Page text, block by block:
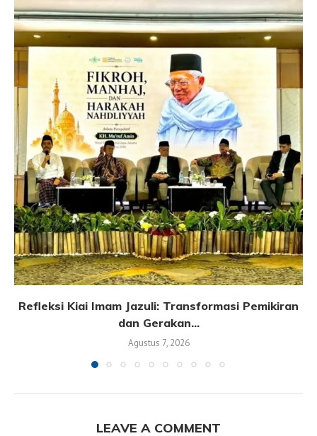
Refleksi Kiai Imam Jazuli: Transformasi Pemikiran
dan Gerakan...
Agustus 7, 2026
LEAVE A COMMENT